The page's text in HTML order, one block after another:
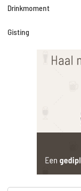
Drinkmoment
Gisting